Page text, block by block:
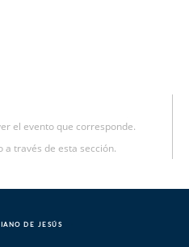
el evento que corresponde.
a través de esta sección.
DE JESÚS